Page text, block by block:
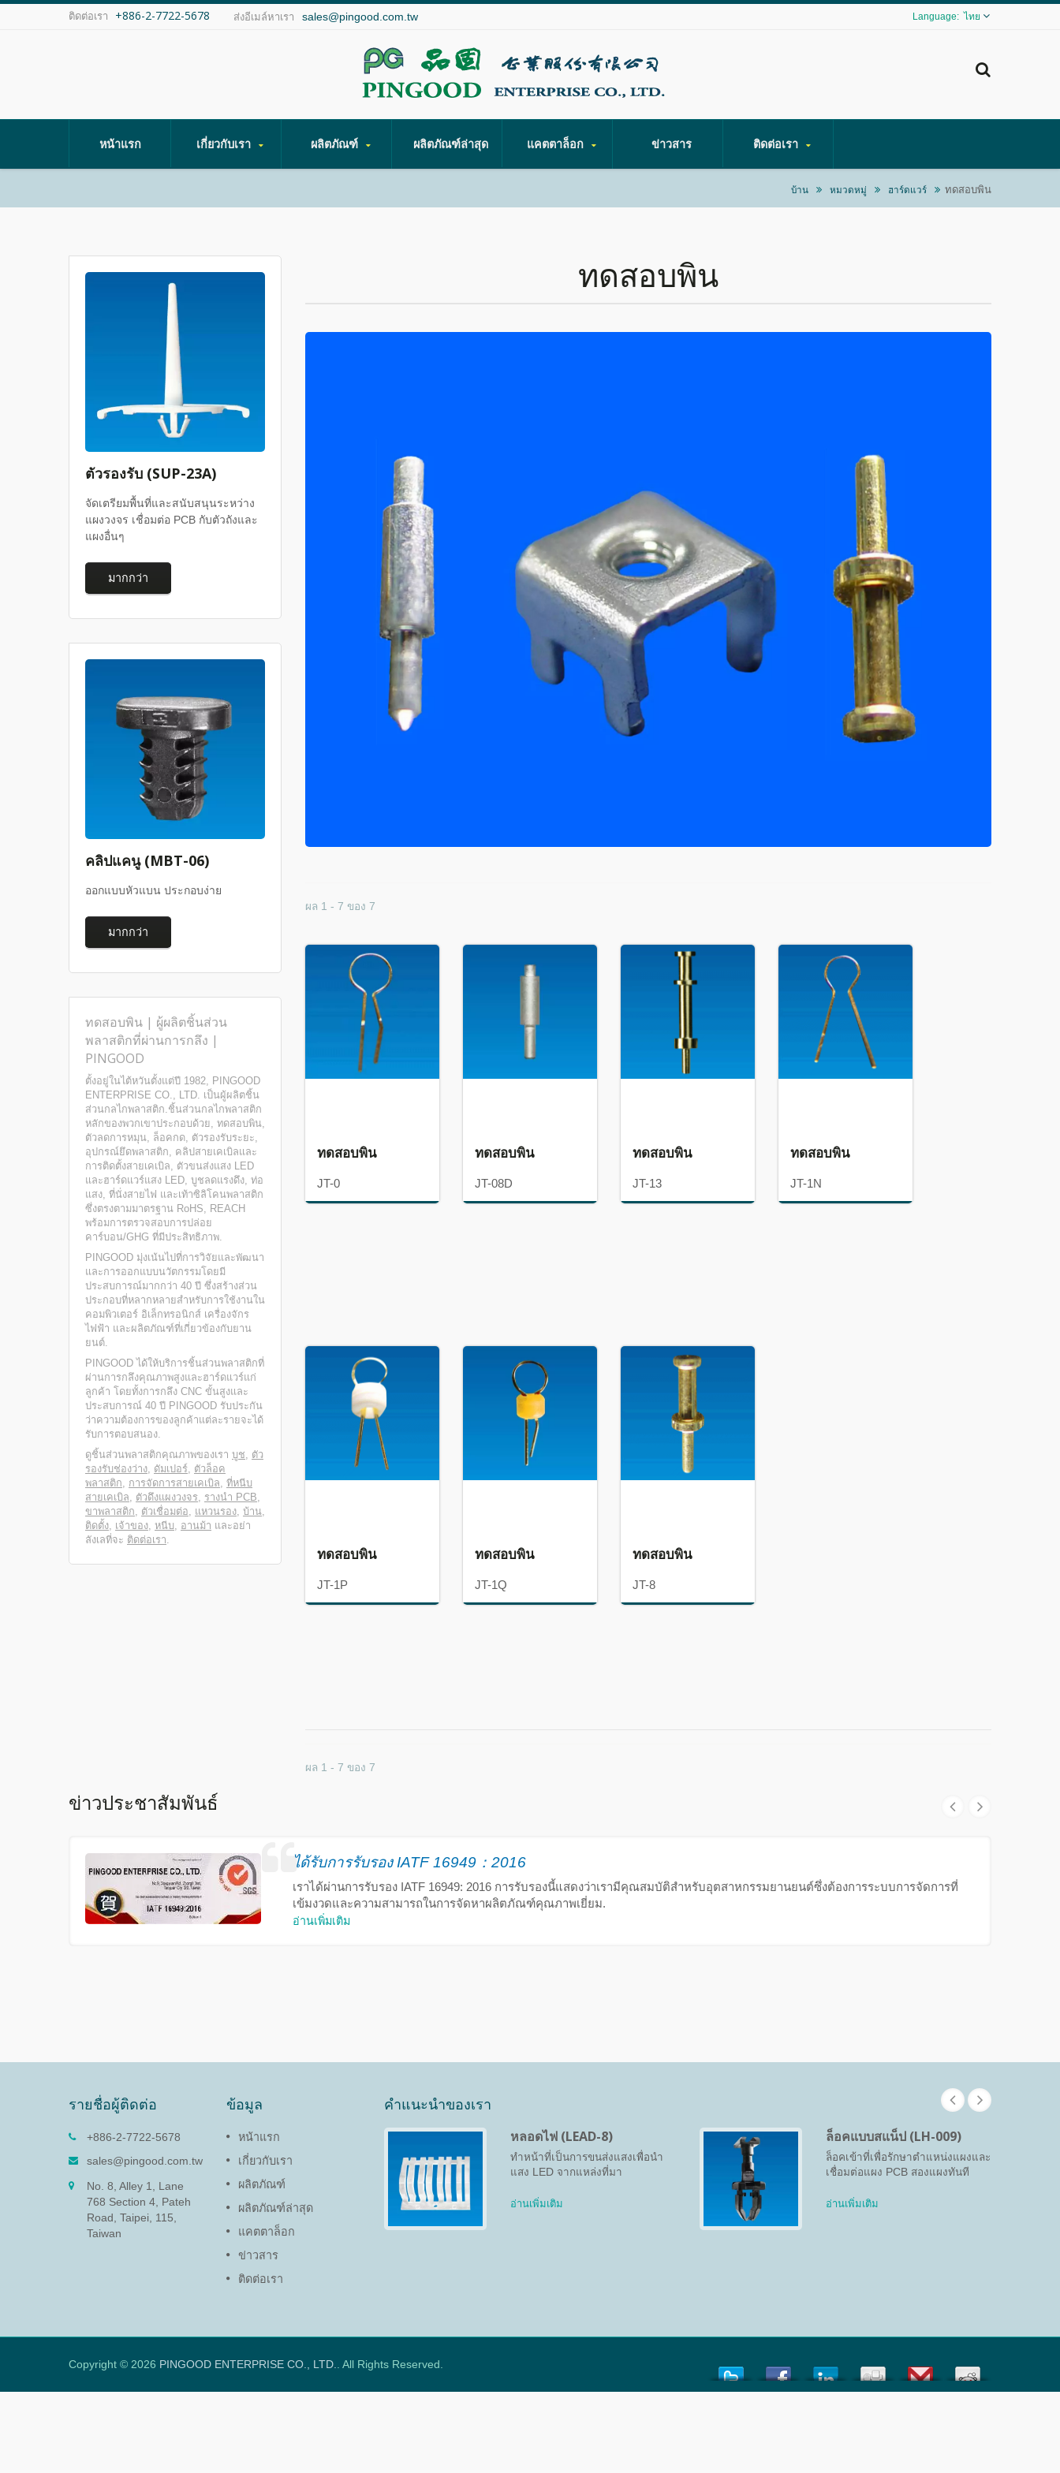
ติดต่อเรา +886-2-7722-5678 ส่งอีเมล์หาเรา sales@pingood.com.tw ไทย
หน้าแรก เกี่ยวกับเรา ผลิตภัณฑ์ ผลิตภัณฑ์ล่าสุด แคตตาล็อก ข่าวสาร ติดต่อเรา
บ้าน หมวดหมู่ ฮาร์ดแวร์ ทดสอบพิน
ตัวรองรับ (SUP-23A)
จัดเตรียมพื้นที่และสนับสนุนระหว่าง
แผงวงจร เชื่อมต่อ PCB กับตัวถังและ
แผงอื่นๆ
มากกว่า
คลิปแคนู (MBT-06)
ออกแบบหัวแบน ประกอบง่าย
มากกว่า
ทดสอบพิน | ผู้ผลิตชิ้นส่วน
พลาสติกที่ผ่านการกลึง |
PINGOOD
ตั้งอยู่ในไต้หวันตั้งแต่ปี 1982, PINGOOD
ENTERPRISE CO., LTD. เป็นผู้ผลิตชิ้น
ส่วนกลไกพลาสติก.ชิ้นส่วนกลไกพลาสติก
หลักของพวกเขาประกอบด้วย, ทดสอบพิน,
ตัวลดการหมุน, ล็อคกด, ตัวรองรับระยะ,
อุปกรณ์ยึดพลาสติก, คลิปสายเคเบิลและ
การติดตั้งสายเคเบิล, ตัวขนส่งแสง LED
และฮาร์ดแวร์แสง LED, บูชลดแรงดึง, ท่อ
แสง, ที่นั่งสายไฟ และเท้าซิลิโคนพลาสติก
ซึ่งตรงตามมาตรฐาน RoHS, REACH
พร้อมการตรวจสอบการปล่อย
คาร์บอน/GHG ที่มีประสิทธิภาพ.
PINGOOD มุ่งเน้นไปที่การวิจัยและพัฒนา
และการออกแบบนวัตกรรมโดยมี
ประสบการณ์มากกว่า 40 ปี ซึ่งสร้างส่วน
ประกอบที่หลากหลายสำหรับการใช้งานใน
คอมพิวเตอร์ อิเล็กทรอนิกส์ เครื่องจักร
ไฟฟ้า และผลิตภัณฑ์ที่เกี่ยวข้องกับยาน
ยนต์.
PINGOOD ได้ให้บริการชิ้นส่วนพลาสติกที่
ผ่านการกลึงคุณภาพสูงและฮาร์ดแวร์แก่
ลูกค้า โดยทั้งการกลึง CNC ขั้นสูงและ
ประสบการณ์ 40 ปี PINGOOD รับประกัน
ว่าความต้องการของลูกค้าแต่ละรายจะได้
รับการตอบสนอง.
ดูชิ้นส่วนพลาสติกคุณภาพของเรา บูช, ตัว
รองรับช่องว่าง, ดัมเปอร์, ตัวล็อค
พลาสติก, การจัดการสายเคเบิล, ที่หนีบ
สายเคเบิล, ตัวดึงแผงวงจร, รางนำ PCB,
ขาพลาสติก, ตัวเชื่อมต่อ, แหวนรอง, บ้าน,
ติดตั้ง, เจ้าของ, หนีบ, อานม้า และอย่า
ลังเลที่จะ ติดต่อเรา.
ทดสอบพิน
ผล 1 - 7 ของ 7
ทดสอบพิน
JT-0
ทดสอบพิน
JT-08D
ทดสอบพิน
JT-13
ทดสอบพิน
JT-1N
ทดสอบพิน
JT-1P
ทดสอบพิน
JT-1Q
ทดสอบพิน
JT-8
ผล 1 - 7 ของ 7
ข่าวประชาสัมพันธ์
ได้รับการรับรอง IATF 16949：2016
เราได้ผ่านการรับรอง IATF 16949: 2016 การรับรองนี้แสดงว่าเรามีคุณสมบัติสำหรับอุตสาหกรรมยานยนต์ซึ่งต้องการระบบการจัดการที่
เข้มงวดและความสามารถในการจัดหาผลิตภัณฑ์คุณภาพเยี่ยม.
อ่านเพิ่มเติม
รายชื่อผู้ติดต่อ
+886-2-7722-5678
sales@pingood.com.tw
No. 8, Alley 1, Lane
768 Section 4, Pateh
Road, Taipei, 115,
Taiwan
ข้อมูล
หน้าแรก
เกี่ยวกับเรา
ผลิตภัณฑ์
ผลิตภัณฑ์ล่าสุด
แคตตาล็อก
ข่าวสาร
ติดต่อเรา
คำแนะนำของเรา
ดัมเปอร์หมุน (PG-13)
ฟังก์ชันของดัมเปอร์หมุนคือการ
บอบบางและยืดอายุผลิตภัณฑ์โดย
การลดความเร็วเพื่อป้องกันความ
เสียหายจากการปิดฝาและแผงเข้า
อ่านเพิ่มเติม
หลอดไฟ (LEAD-8)
ทำหน้าที่เป็นการขนส่งแสงเพื่อนำ
แสง LED จากแหล่งที่มา
อ่านเพิ่มเติม
ล็อคแบบสแน็ป (LH-009)
ล็อคเข้าที่เพื่อรักษาตำแหน่งแผงและ
เชื่อมต่อแผง PCB สองแผงทันที
อ่านเพิ่มเติม
Copyright © 2026 PINGOOD ENTERPRISE CO., LTD. . All Rights Reserved.